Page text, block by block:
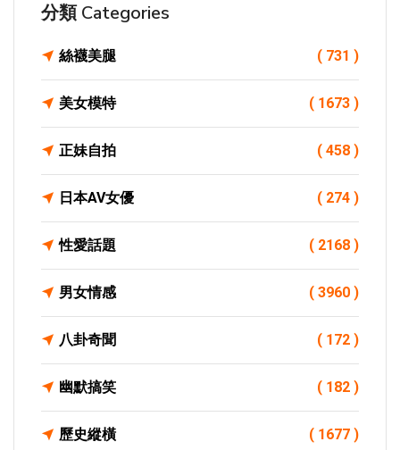
分類 Categories
絲襪美腿 ( 731 )
美女模特 ( 1673 )
正妹自拍 ( 458 )
日本AV女優 ( 274 )
性愛話題 ( 2168 )
男女情感 ( 3960 )
八卦奇聞 ( 172 )
幽默搞笑 ( 182 )
歷史縱橫 ( 1677 )